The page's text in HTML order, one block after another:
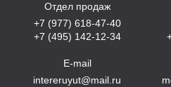
Отдел продаж
+7 (977) 618-47-40
+7 (495) 142-12-34
E-mail
intereruyut@mail.ru